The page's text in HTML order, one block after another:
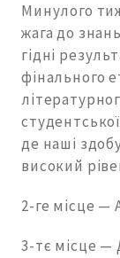
Минулого
жага до
гідні
фінального
де наші
високий
2-ге місце —
3-тє місце —